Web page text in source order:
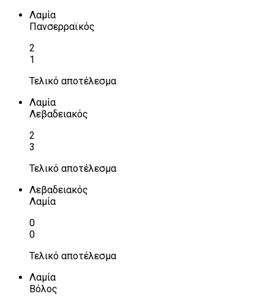
Λαμία
Πανσερραϊκός
2
1
Τελικό αποτέλεσμα
Λαμία
Λεβαδειακός
2
3
Τελικό αποτέλεσμα
Λεβαδειακός
Λαμία
0
0
Τελικό αποτέλεσμα
Λαμία
Βόλος